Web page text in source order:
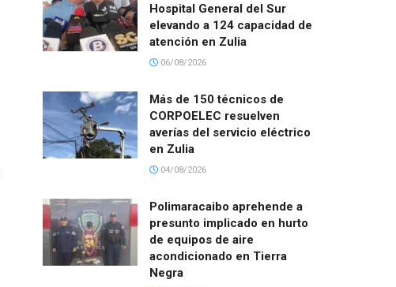
Hospital General del Sur
elevando a 124 capacidad de
atención en Zulia
06/08/2026
Más de 150 técnicos de
CORPOELEC resuelven
averías del servicio eléctrico
en Zulia
04/08/2026
Polimaracaibo aprehende a
presunto implicado en hurto
de equipos de aire
acondicionado en Tierra
Negra